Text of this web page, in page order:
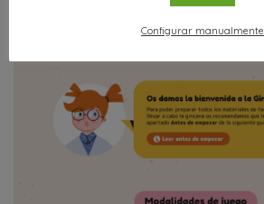
Configurar manualmente